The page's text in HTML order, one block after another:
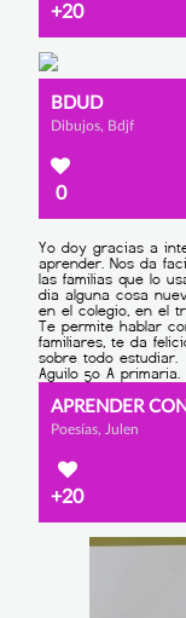
+20
BDUD
Dibujos, Bdjf
0
APRENDER
Poesías, Julen
+20